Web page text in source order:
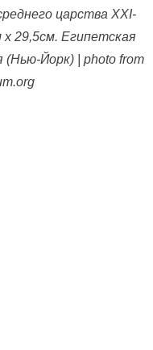
царства XXI-
х 29,5см. Египетская
Йорк) | photo from